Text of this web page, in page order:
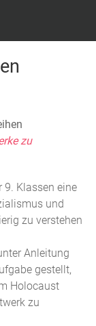
zu
9. Klassen eine
und
zu verstehen
Anleitung
gestellt,
Holocaust
zu